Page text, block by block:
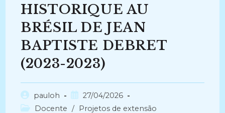
HISTORIQUE AU
BRÉSIL DE JEAN
BAPTISTE DEBRET
(2023-2023)
Autor
do
pauloh
Post
publicado:
27/04/2026
Categoria
Docente / Projetos de extensão